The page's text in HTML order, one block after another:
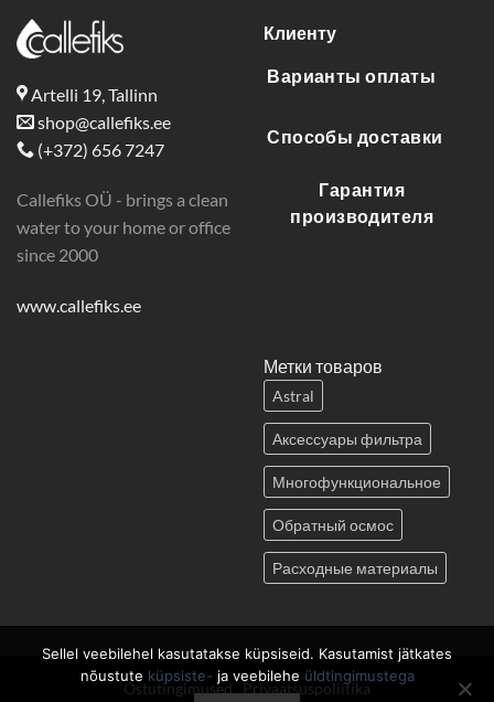
Artelli 19, Tallinn
shop@callefiks.ee
(+372) 656 7247
Callefiks OÜ - brings a clean
water to your home or office
since 2000
www.callefiks.ee
Клиенту
Варианты оплаты
Способы доставки
Гарантия
производителя
Метки товаров
Astral
Аксессуары фильтра
Многофункциональное
Обратный осмос
Расходные материалы
Смягчители воды
УФ прибор
Ostutingimused Privaatsuspoliitika
Sellel veebilehel kasutatakse küpsiseid. Kasutamist jätkates
nõustute küpsiste- ja veebilehe üldtingimustega